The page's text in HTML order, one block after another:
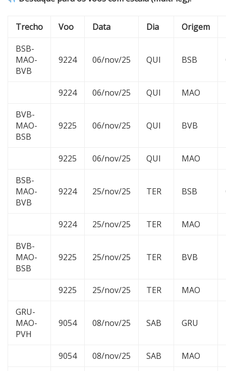
Trecho Voo Data Dia Origem
BSB-
MAO-
BVB
9224 06/nov/25 QUI BSB
9224 06/nov/25 QUI MAO
BVB-
MAO-
BSB
9225 06/nov/25 QUI BVB
9225 06/nov/25 QUI MAO
BSB-
MAO-
BVB
9224 25/nov/25 TER BSB
9224 25/nov/25 TER MAO
BVB-
MAO-
BSB
9225 25/nov/25 TER BVB
9225 25/nov/25 TER MAO
GRU-
MAO-
PVH
9054 08/nov/25 SAB GRU
9054 08/nov/25 SAB MAO